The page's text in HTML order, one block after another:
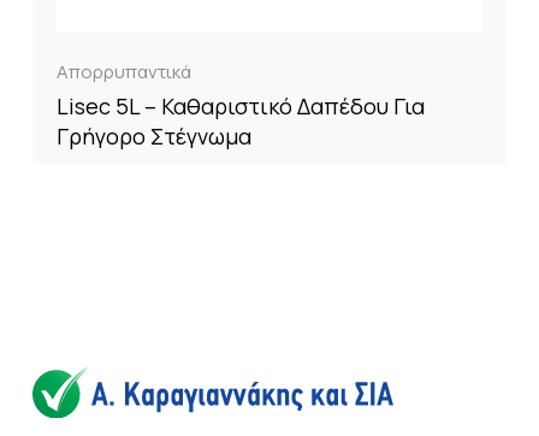
Απορρυπαντικά
Lisec 5L – Καθαριστικό Δαπέδου Για
Γρήγορο Στέγνωμα